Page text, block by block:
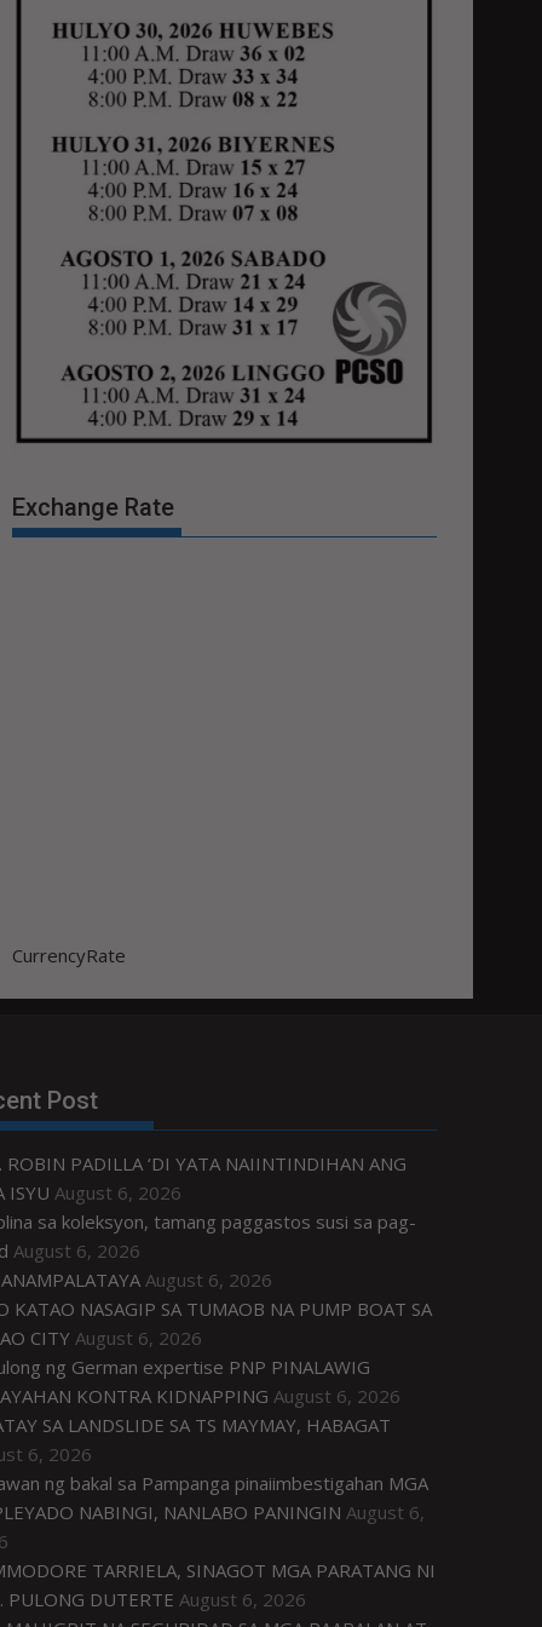
Exchange Rate
CurrencyRate
Post
ROBIN PADILLA ‘DI YATA NAIINTINDIHAN ANG
ISYU August 6, 2026
sa koleksyon, tamang paggastos susi sa pag-
August 6, 2026
August 6, 2026
KATAO NASAGIP SA TUMAOB NA PUMP BOAT SA
CITY August 6, 2026
ng German expertise PNP PINALAWIG
KONTRA KIDNAPPING August 6, 2026
SA LANDSLIDE SA TS MAYMAY, HABAGAT
6, 2026
ng bakal sa Pampanga pinaiimbestigahan MGA
NABINGI, NANLABO PANINGIN August 6,
TARRIELA, SINAGOT MGA PARATANG NI
PULONG DUTERTE August 6, 2026